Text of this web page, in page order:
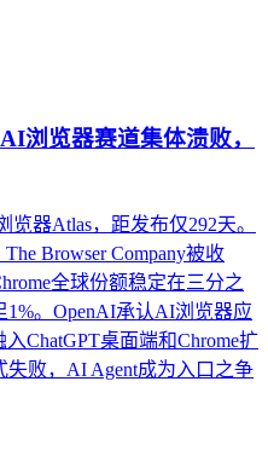
浏览器赛道集体溃败，
器Atlas，距发布仅292天。
Browser Company被收
全球份额稳定在三分之
。OpenAI承认AI浏览器应
ChatGPT桌面端和Chrome扩
败，AI Agent成为入口之争